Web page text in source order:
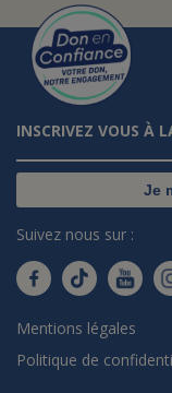
INSCRIVEZ VOUS À
Je
Suivez nous sur :
Mentions légales
Politique de